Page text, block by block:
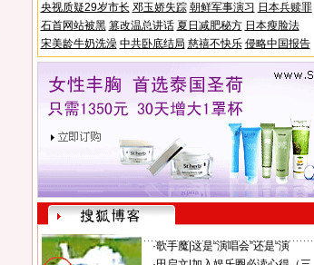
央视质疑29岁市长 邓玉娇失踪 朝鲜军事演习 日本兵赎罪
石首网站被黑 篡改温总讲话 夏日减肥秘方 日本瘦脸法
宋美龄牛奶洗澡 中共卧底结局 慈禧不快乐 侵略中国报告
·歌手魔| 这是“演唱会”还是“演